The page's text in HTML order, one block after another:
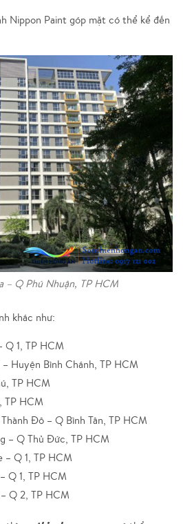
Nippon Paint góp mặt có thể kể đến
– Q Phú Nhuận, TP HCM
khác như:
Q 1, TP HCM
– Huyện Bình Chánh, TP HCM
TP HCM
TP HCM
Đô – Q Bình Tân, TP HCM
– Q Thủ Đức, TP HCM
– Q 1, TP HCM
Q 1, TP HCM
Q 2, TP HCM